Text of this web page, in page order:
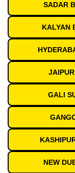
SADAR
KALYAN
GALI
NEW